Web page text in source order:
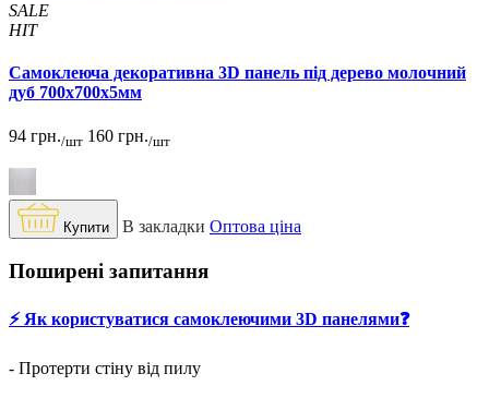
SALE
HIT
Самоклеюча декоративна 3D панель під дерево молочний
дуб 700x700x5мм
94 грн./шт 160 грн./шт
Купити В закладки Оптова ціна
Поширені запитання
⚡️ Як користуватися самоклеючими 3D панелями❓
- Протерти стіну від пилу